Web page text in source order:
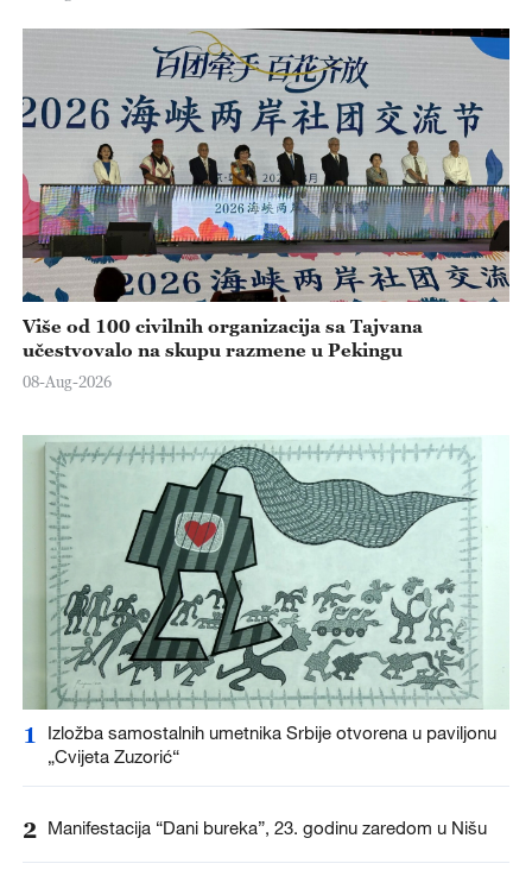
Više od 100 civilnih organizacija sa Tajvana
učestvovalo na skupu razmene u Pekingu
08-Aug-2026
1
Izložba samostalnih umetnika Srbije otvorena u paviljonu
„Cvijeta Zuzorić“
2 Manifestacija “Dani bureka”, 23. godinu zaredom u Nišu